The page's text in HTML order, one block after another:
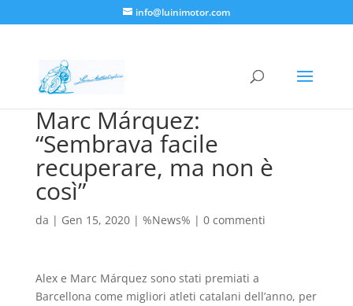
info@luinimotor.com
Marc Márquez:
“Sembrava facile
recuperare, ma non è
così”
da | Gen 15, 2020| %News% | 0 commenti
Alex e Marc Márquez sono stati premiati a
Barcellona come migliori atleti catalani dell’anno, per